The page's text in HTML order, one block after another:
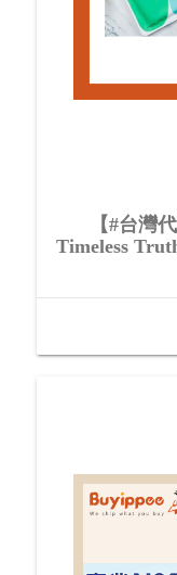
【#台灣
Timeless